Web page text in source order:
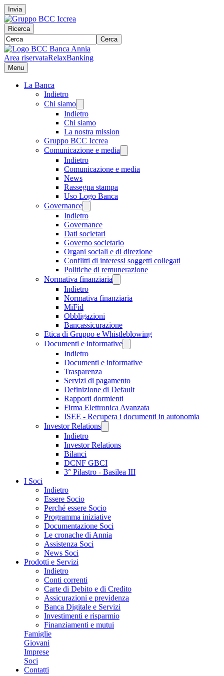
Invia
Ricerca
Cerca
Area riservataRelaxBanking
Menu
La Banca
Indietro
Chi siamo
Indietro
Chi siamo
La nostra mission
Gruppo BCC Iccrea
Comunicazione e media
Indietro
Comunicazione e media
News
Rassegna stampa
Uso Logo Banca
Governance
Indietro
Governance
Dati societari
Governo societario
Organi sociali e di direzione
Conflitti di interessi soggetti collegati
Politiche di remunerazione
Normativa finanziaria
Indietro
Normativa finanziaria
MiFid
Obbligazioni
Bancassicurazione
Etica di Gruppo e Whistleblowing
Documenti e informative
Indietro
Documenti e informative
Trasparenza
Servizi di pagamento
Definizione di Default
Rapporti dormienti
Firma Elettronica Avanzata
ISEE - Recupera i documenti in autonomia
Investor Relations
Indietro
Investor Relations
Bilanci
DCNF GBCI
3° Pilastro - Basilea III
I Soci
Indietro
Essere Socio
Perché essere Socio
Programma iniziative
Documentazione Soci
Le cronache di Annia
Assistenza Soci
News Soci
Prodotti e Servizi
Indietro
Conti correnti
Carte di Debito e di Credito
Assicurazioni e previdenza
Banca Digitale e Servizi
Investimenti e risparmio
Finanziamenti e mutui
Famiglie
Giovani
Imprese
Soci
Contatti